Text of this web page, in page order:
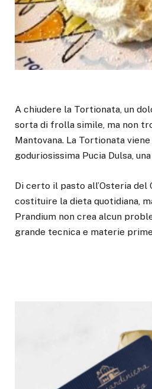
A chiudere la Tortionata, un
sorta di frolla simile, ma non
Mantovana. La Tortionata
goduriosissima Pucia Dulsa,
Di certo il pasto all’Osteria del
costituire la dieta quotidiana,
Prandium non crea alcun
grande tecnica e materie